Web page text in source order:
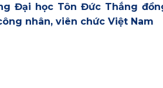
Đại học Tôn Đức Thắng
nhân, viên chức Việt Nam